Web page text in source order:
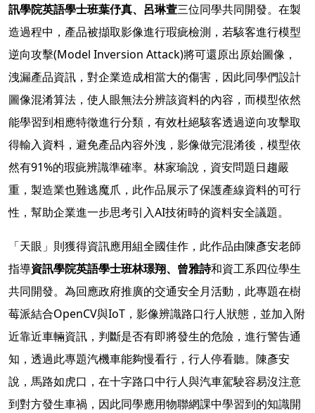
訊學院英語學士班葉伃真、呂琳萱三位同學共同開發。在製
造過程中，產品被擷取影像進行瑕疵檢測，若駭客進行模型
逆向攻擊(Model Inversion Attack)將可還原出原始圖像，
洩漏產品資訊，對企業造成相當大的傷害，因此同學們設計
圖像混淆算法，使人眼無法分辨該資料的內容，而模型依然
能學習到相應特徵進行分類，有效杜絕駭客透過逆向攻擊取
得輸入資料，避免產品內容外洩，影像做完混淆後，模型依
然有91%的瑕疵辨識準確率。林家瑜說，資安問題日趨嚴
重，製造業也難逃魔爪，此作品展示了保護產線資料的可行
性，幫助企業進一步思考引入AI技術時的資料安全議題。
「天眼」則獲得資訊應用組全國佳作，此作品由陳彥安老師
指導資訊學院英語學士班林璟翔、曾雅詩和資工系四位學生
共同開發。為回應政府推廣的交通安全月活動，此專題在樹
莓派結合OpenCV與IoT，影像辨識路口行人狀態，並加入附
近靠近車輛資訊，判斷是否有即將發生的危險，進行警告通
知，透過此專題汽機車能夠慢看行，行人停看聽。陳彥安
說，馬路如虎口，在十字路口中行人與汽車駕駛容易沒注意
到對方發生車禍，因此同學應用物聯網課中學習到的知識開